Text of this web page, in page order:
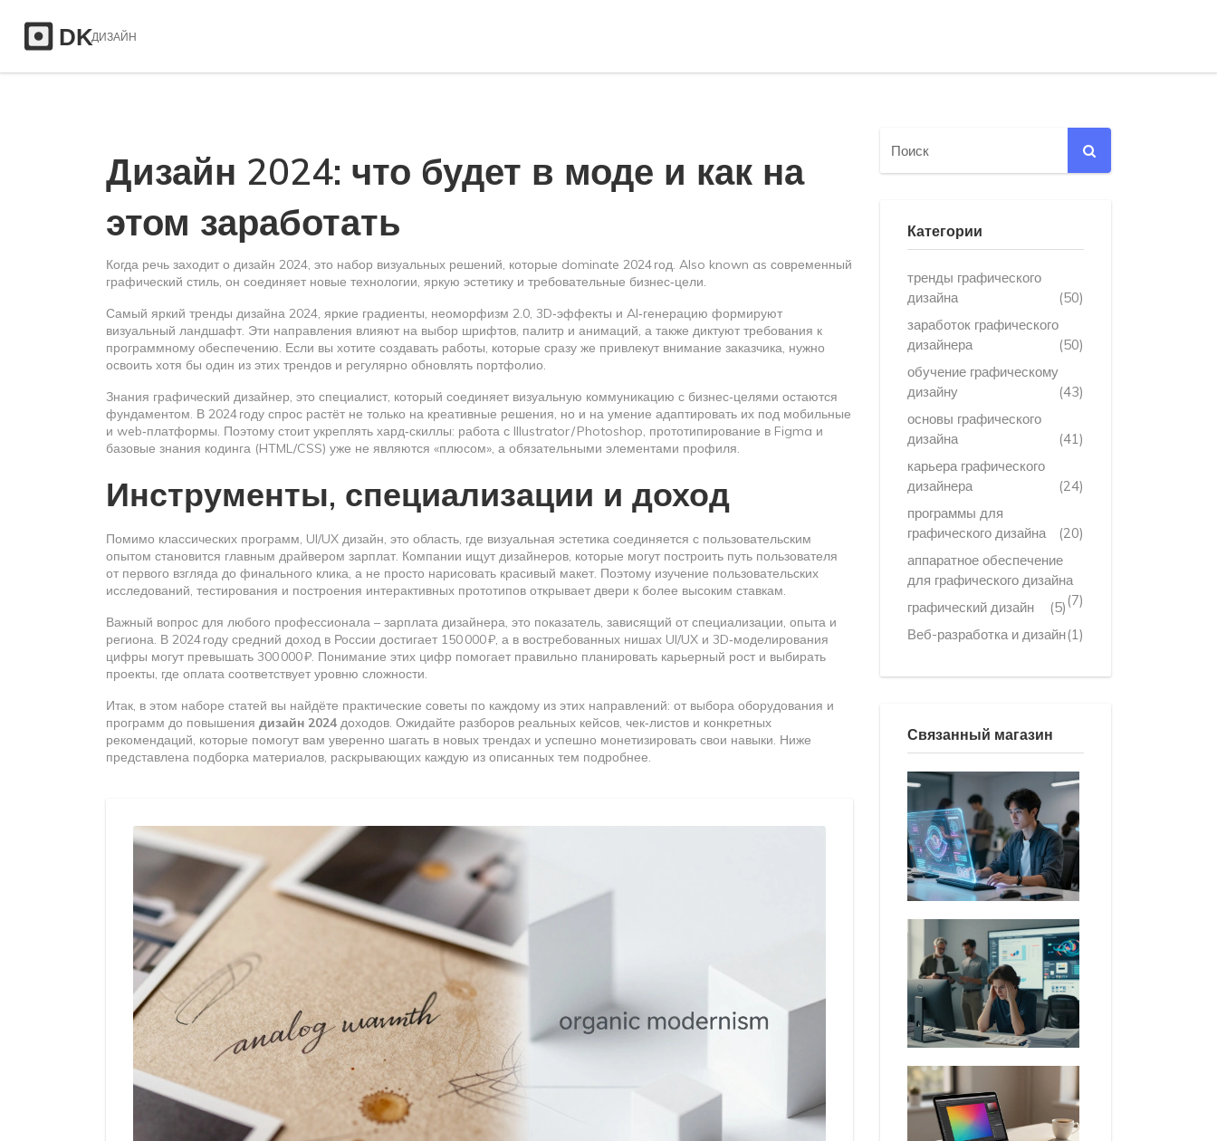
Дизайн 2024: что будет в моде и как на
этом заработать
Когда речь заходит о дизайн 2024, это набор визуальных решений, которые dominate 2024 год. Also known as современный
графический стиль, он соединяет новые технологии, яркую эстетику и требовательные бизнес‑цели.
Самый яркий тренды дизайна 2024, яркие градиенты, неоморфизм 2.0, 3D‑эффекты и AI‑генерацию формируют
визуальный ландшафт. Эти направления влияют на выбор шрифтов, палитр и анимаций, а также диктуют требования к
программному обеспечению. Если вы хотите создавать работы, которые сразу же привлекут внимание заказчика, нужно
освоить хотя бы один из этих трендов и регулярно обновлять портфолио.
Знания графический дизайнер, это специалист, который соединяет визуальную коммуникацию с бизнес‑целями остаются
фундаментом. В 2024 году спрос растёт не только на креативные решения, но и на умение адаптировать их под мобильные
и web‑платформы. Поэтому стоит укреплять хард‑скиллы: работа с Illustrator / Photoshop, прототипирование в Figma и
базовые знания кодинга (HTML/CSS) уже не являются «плюсом», а обязательными элементами профиля.
Инструменты, специализации и доход
Помимо классических программ, UI/UX дизайн, это область, где визуальная эстетика соединяется с пользовательским
опытом становится главным драйвером зарплат. Компании ищут дизайнеров, которые могут построить путь пользователя
от первого взгляда до финального клика, а не просто нарисовать красивый макет. Поэтому изучение пользовательских
исследований, тестирования и построения интерактивных прототипов открывает двери к более высоким ставкам.
Важный вопрос для любого профессионала – зарплата дизайнера, это показатель, зависящий от специализации, опыта и
региона. В 2024 году средний доход в России достигает 150 000 ₽, а в востребованных нишах UI/UX и 3D‑моделирования
цифры могут превышать 300 000 ₽. Понимание этих цифр помогает правильно планировать карьерный рост и выбирать
проекты, где оплата соответствует уровню сложности.
Итак, в этом наборе статей вы найдёте практические советы по каждому из этих направлений: от выбора оборудования и
программ до повышения дизайн 2024 доходов. Ожидайте разборов реальных кейсов, чек‑листов и конкретных
рекомендаций, которые помогут вам уверенно шагать в новых трендах и успешно монетизировать свои навыки. Ниже
представлена подборка материалов, раскрывающих каждую из описанных тем подробнее.
Категории
тренды графического
дизайна
(50)
заработок графического
дизайнера
(50)
обучение графическому
дизайну
(43)
основы графического
дизайна
(41)
карьера графического
дизайнера
(24)
программы для
графического дизайна
(20)
аппаратное обеспечение
для графического дизайна
(7)
графический дизайн
(5)
Веб-разработка и дизайн(1)
Связанный магазин